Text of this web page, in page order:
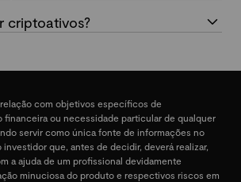
criptoativos?
com objetivos específicos de
financeira ou necessidade particular de qualquer
servir como única fonte de informações no
que, antes de decidir, deverá realizar,
a ajuda de um profissional devidamente
minuciosa do produto e respectivos riscos em